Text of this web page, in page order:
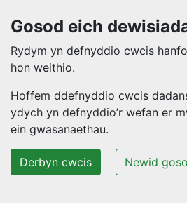
Gosod eich
Rydym yn defnyddio cwcis
hon weithio.
Hoffem ddefnyddio cwcis
ydych yn defnyddio’r wefan er
ein gwasanaethau.
Derbyn cwcis Newid